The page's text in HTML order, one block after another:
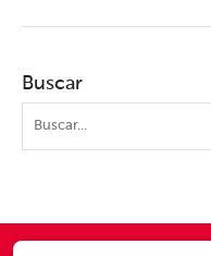
Buscar